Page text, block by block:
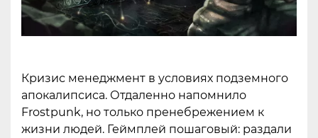
Кризис менеджмент в условиях подземного
апокалипсиса. Отдаленно напомнило
Frostpunk, но только пренебрежением к
жизни людей. Геймплей пошаговый: раздали